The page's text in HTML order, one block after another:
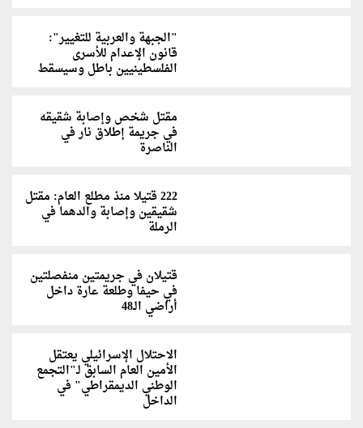
"الجبهة والعربية للتغيير":
قانون الإعدام للأسرى
الفلسطينيين باطل وسيسقط
مقتل شخص وإصابة شقيقه
في جريمة إطلاق نار في
الناصرة
222 قتيلا منذ مطلع العام: مقتل
شقيقين وإصابة والدهما في
الرملة
قتيلان في جريمتين منفصلتين
في حيفا وطلعة عارة داخل
أراضي الـ48
الاحتلال الإسرائيلي يعتقل
الأمين العام السابق لـ"التجمع
الوطني الديمقراطي" في
الداخل